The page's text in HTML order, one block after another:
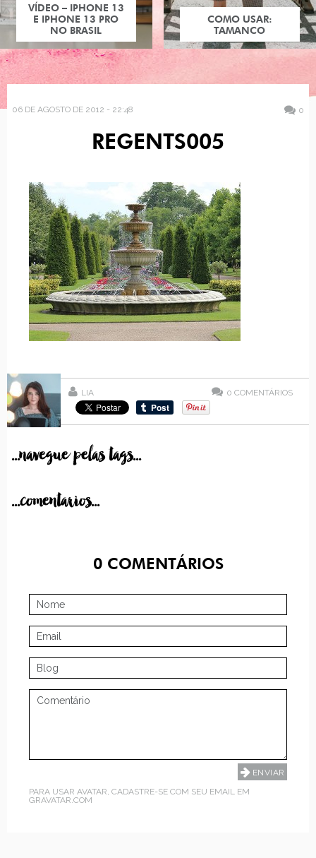
VÍDEO – IPHONE 13
E IPHONE 13 PRO
NO BRASIL
COMO USAR:
TAMANCO
06 DE AGOSTO DE 2012 - 22:48 0
REGENTS005
LIA 0 COMENTÁRIOS
...navegue pelas tags...
...comentarios...
0COMENTÁRIOS
PARA USAR AVATAR, CADASTRE-SE COM SEU EMAIL EM
GRAVATAR.COM